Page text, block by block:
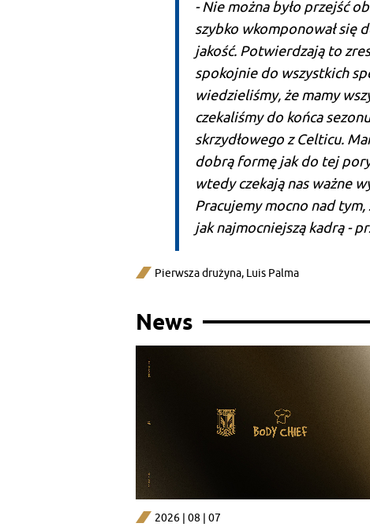
- Nie można było przejść
szybko wkomponował się
jakość. Potwierdzają to
spokojnie do wszystkich
wiedzieliśmy, że mamy
czekaliśmy do końca
skrzydłowego z Celticu.
dobrą formę jak do tej
wtedy czekają nas ważne
Pracujemy mocno nad
jak najmocniejszą kadrą -
Pierwsza drużyna, Luis Palma
News
2026 | 08 | 07